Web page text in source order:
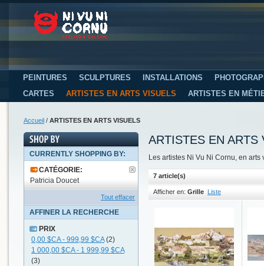
PEINTURES SCULPTURES INSTALLATIONS
CARTES
ARTISTES EN ARTS VISUELS ARTISTES EN
Accueil / ARTISTES EN ARTS VISUELS
ARTISTES EN ARTS
Les artistes Ni Vu Ni Cornu, en arts
7 article(s)
Afficher en: Grille Liste
CURRENTLY SHOPPING BY:
CATÉGORIE:
Patricia Doucet
Tout effacer
AFFINER LA RECHERCHE
PRIX
0,00 $CA- 999,99 $CA(2)
1 000,00 $CA- 1 999,99 $CA
(3)